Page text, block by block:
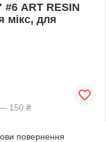
ART RESIN
мікс, для
— 150 ₴
повернення